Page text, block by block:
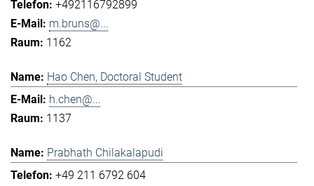
+492116792899
m.bruns@...
1162
Hao Chen, Doctoral Student
h.chen@...
1137
Prabhath Chilakalapudi
+49 211 6792 604